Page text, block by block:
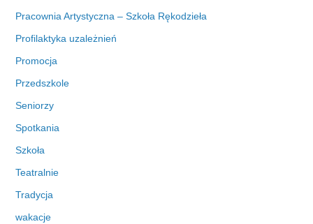
Pracownia Artystyczna – Szkoła Rękodzieła
Profilaktyka uzależnień
Promocja
Przedszkole
Seniorzy
Spotkania
Szkoła
Teatralnie
Tradycja
wakacje